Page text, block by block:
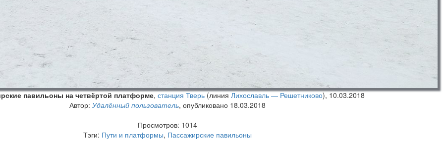
павильоны на четвёртой платформе,станция Тверь (линияЛихославль — Решетниково),10.03.2018
Автор: Удалённый пользователь, опубликовано 18.03.2018
Просмотров: 1014
Тэги: Пути и платформы, Пассажирские павильоны